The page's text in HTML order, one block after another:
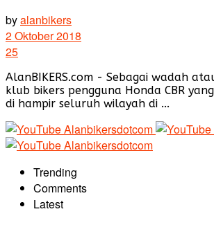
byalanbikers
2 Oktober 2018
25
AlanBIKERS.com - Sebagai wadah
klub bikers pengguna Honda CBR
di hampir seluruh wilayah di ...
Trending
Comments
Latest